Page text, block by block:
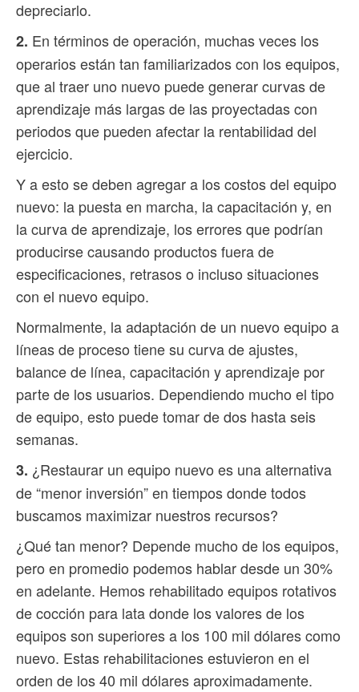
depreciarlo.
2. En términos de operación, muchas veces los
operarios están tan familiarizados con los equipos,
que al traer uno nuevo puede generar curvas de
aprendizaje más largas de las proyectadas con
periodos que pueden afectar la rentabilidad del
ejercicio.
Y a esto se deben agregar a los costos del equipo
nuevo: la puesta en marcha, la capacitación y, en
la curva de aprendizaje, los errores que podrían
producirse causando productos fuera de
especificaciones, retrasos o incluso situaciones
con el nuevo equipo.
Normalmente, la adaptación de un nuevo equipo a
líneas de proceso tiene su curva de ajustes,
balance de línea, capacitación y aprendizaje por
parte de los usuarios. Dependiendo mucho el tipo
de equipo, esto puede tomar de dos hasta seis
semanas.
3. ¿Restaurar un equipo nuevo es una alternativa
de “menor inversión” en tiempos donde todos
buscamos maximizar nuestros recursos?
¿Qué tan menor? Depende mucho de los equipos,
pero en promedio podemos hablar desde un 30%
en adelante. Hemos rehabilitado equipos rotativos
de cocción para lata donde los valores de los
equipos son superiores a los 100 mil dólares como
nuevo. Estas rehabilitaciones estuvieron en el
orden de los 40 mil dólares aproximadamente.